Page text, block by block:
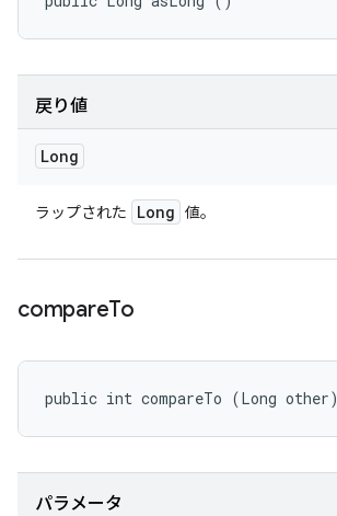
戻り値
Long
ラップされた Long 値。
compareTo
public int compareTo (Long other)
パラメータ